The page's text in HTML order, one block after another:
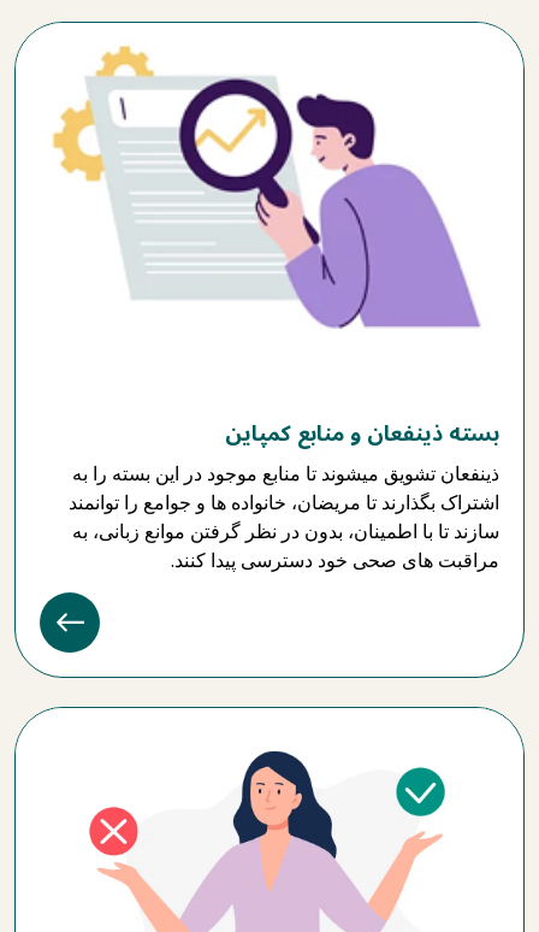
بسته ذینفعان و منابع کمپاین
ذینفعان تشویق میشوند تا منابع موجود در این بسته را به
اشتراک بگذارند تا مریضان، خانواده ‌ها و جوامع را توانمند
سازند تا با اطمینان، بدون در نظر گرفتن موانع زبانی، به
مراقبت‌ های صحی خود دسترسی پیدا کنند.